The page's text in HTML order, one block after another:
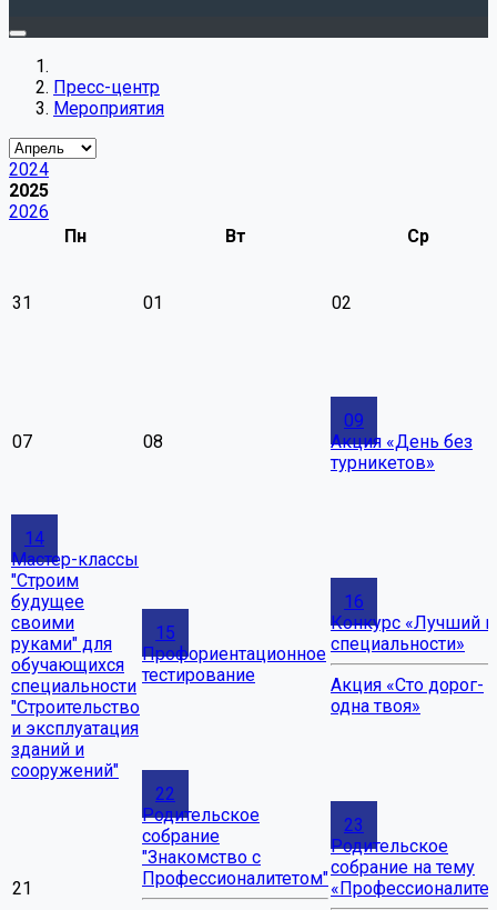
Пресс-центр
Мероприятия
2024
2025
2026
Пн
Вт Ср
31 01 02
07 08
09
Акция «День без
турникетов»
14
Мастер-классы
"Строим
будущее
своими
руками" для
обучающихся
специальности
"Строительство
и эксплуатация
зданий и
сооружений"
15
Профориентационное
тестирование
16
Конкурс «Лучший
специальности»
Акция «Сто дорог-
одна твоя»
21
22
Родительское
собрание
"Знакомство с
Профессионалитетом"
23
Родительское
собрание на тему